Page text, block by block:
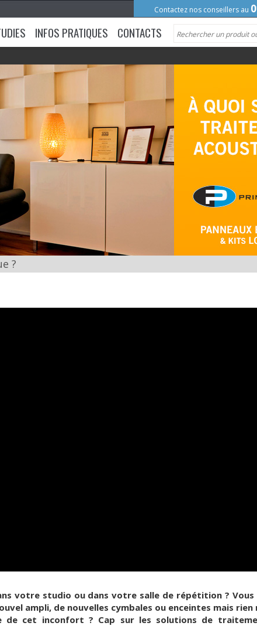
Contactez nos conseillers au
INFOS PRATIQUES CONTACTS
?
votre studio ou dans votre salle de répétition ?
ampli, de nouvelles cymbales ou enceintes mais rien
cet inconfort ? Cap sur les solutions de